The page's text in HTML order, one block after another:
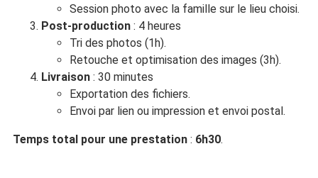
Session photo avec la famille sur le lieu choisi.
Post-production : 4 heures
Tri des photos (1h).
Retouche et optimisation des images (3h).
Livraison : 30 minutes
Exportation des fichiers.
Envoi par lien ou impression et envoi postal.
Temps total pour une prestation : 6h30.